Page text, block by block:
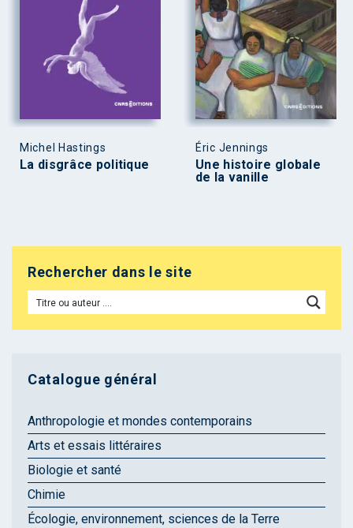
Michel Hastings
La disgrâce politique
Éric Jennings
Une histoire globale
de la vanille
Rechercher dans le site
Catalogue général
Anthropologie et mondes contemporains
Arts et essais littéraires
Biologie et santé
Chimie
Écologie, environnement, sciences de la Terre